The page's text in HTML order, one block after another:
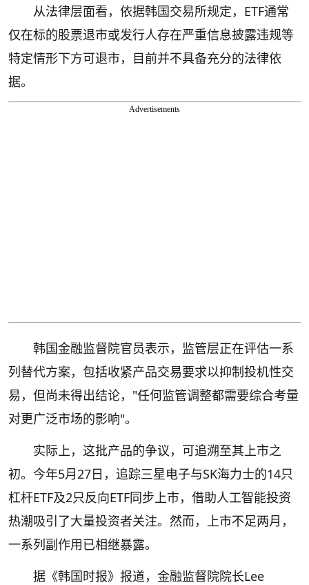
从法律层面看，依据韩国交易所规定，ETF通常
仅在标的股票退市或发行人存在严重信息披露违规等
特定情形下方可退市，目前并不具备充分的法律依
据。
Advertisements
韩国金融监督院官员表示，监管层正在评估一系
列替代方案，包括收紧产品交易要求以抑制投机性交
易，但尚未得出结论，"任何监管调整都需要综合考量
对更广泛市场的影响"。
实际上，这批产品的争议，可追溯至其上市之
初。今年5月27日，追踪三星电子与SK海力士的14只
杠杆ETF及2只反向ETF同步上市，借助人工智能投资
热潮吸引了大量投资者关注。然而，上市不足两月，
一系列副作用已相继暴露。
据《韩国时报》报道，金融监督院院长Lee